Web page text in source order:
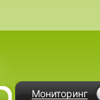
Мониторинг